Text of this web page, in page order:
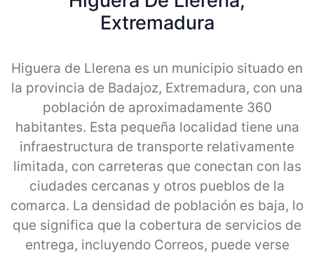
Extremadura
Higuera de Llerena es un municipio situado en
la provincia de Badajoz, Extremadura, con una
población de aproximadamente 360
habitantes. Esta pequeña localidad tiene una
infraestructura de transporte relativamente
limitada, con carreteras que conectan con las
ciudades cercanas y otros pueblos de la
comarca. La densidad de población es baja, lo
que significa que la cobertura de servicios de
entrega, incluyendo Correos, puede verse